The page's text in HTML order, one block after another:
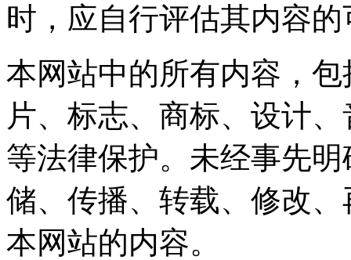
时，应自行评估其内容
本网站中的所有内容，
片、标志、商标、设计
等法律保护。未经事先
储、传播、转载、修改
本网站的内容。